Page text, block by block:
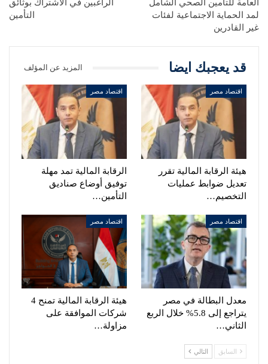
العامة للتأمين الصحي الشامل
لمد الحماية الاجتماعية لفئات
غير القادرين
الراغبين في الاشتراك بوثائق
التأمين
قد يعجبك ايضا المزيد عن المؤلف
اقتصاد مصر
هيئة الرقابة المالية تقرر
تعديل ضوابط عمليات
التخصيم…
اقتصاد مصر
الرقابة المالية تمد مهلة
توفيق أوضاع صناديق
التأمين…
اقتصاد مصر
معدل البطالة في مصر
يتراجع إلى 5.8% خلال الربع
الثاني…
اقتصاد مصر
هيئة الرقابة المالية تمنح 4
شركات الموافقة على
مزاولة…
السابق التالي